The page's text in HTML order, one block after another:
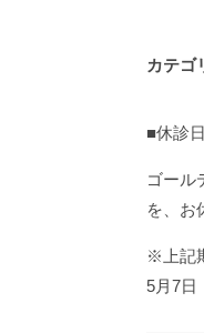
カテゴ
■休診
ゴール
を、お
※上記
5月7日